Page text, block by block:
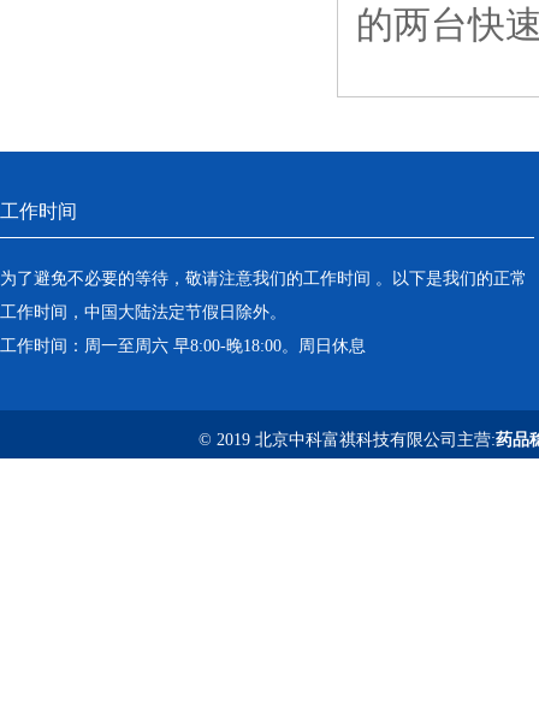
的两台快
工作时间
为了避免不必要的等待，敬请注意我们的工作时间 。以下是我们的正常
工作时间，中国大陆法定节假日除外。
工作时间：周一至周六 早8:00-晚18:00。周日休息
© 2019 北京中科富祺科技有限公司主营:药品